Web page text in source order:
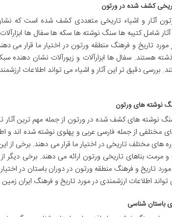
کشف شده در ورتون
آثار و اشیاء تاریخی متعددی کشف شده است که
شامل کتیبه ها سنگ نوشته ها سکه ها سفال ها
مورد تاریخ و فرهنگ منطقه ورتون در اختیار ما قرار می
هستند. سفال ها ابزارآلات و زیورآلات نشان
بررسی دقیق تر این آثار و اشیاء می تواند اطلاعات
نوشته های ورتون
نوشته های کشف شده در ورتون از جمله مهم ترین آثار
مختلفی از جمله فارسی عربی و پهلوی نوشته شده اند و
های مختلف تاریخی در اختیار ما قرار می دهند. برخی از
مرمت بناهای تاریخی ورتون ارائه می دهند. برخی دیگر
مورد تاریخ و فرهنگ منطقه ورتون در دوران باستان در
اطلاعات ارزشمندی در مورد تاریخ و فرهنگ ایران زمین
باستان شناسی